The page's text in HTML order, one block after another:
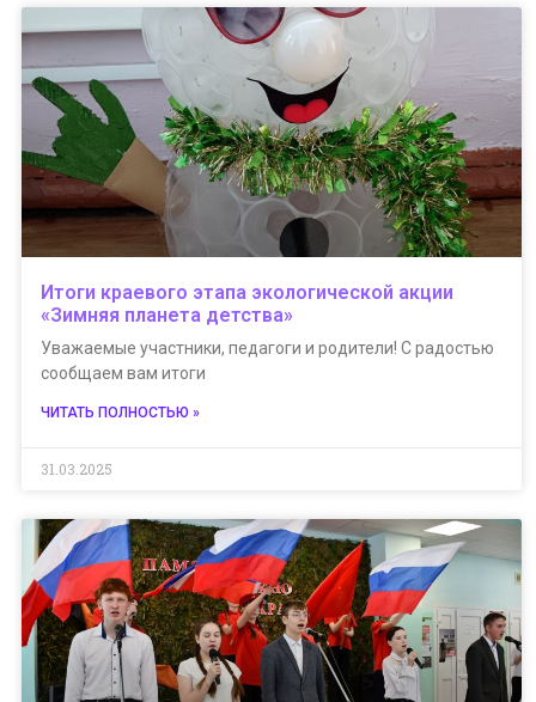
Итоги краевого этапа экологической акции
«Зимняя планета детства»
Уважаемые участники, педагоги и родители! С радостью
сообщаем вам итоги
ЧИТАТЬ ПОЛНОСТЬЮ »
31.03.2025